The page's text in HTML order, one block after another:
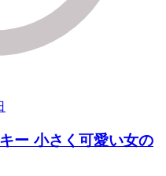
ー 小さく可愛い女の